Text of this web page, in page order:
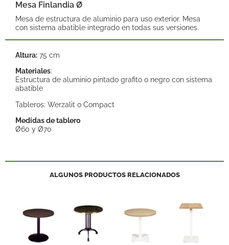
Mesa Finlandia Ø
Mesa de estructura de aluminio para uso exterior. Mesa
con sistema abatible integrado en todas sus versiones.
Altura: 75 cm
Materiales:
Estructura de aluminio pintado grafito o negro con sistema
abatible
Tableros: Werzalit o Compact
Medidas de tablero
Ø60 y Ø70
ALGUNOS PRODUCTOS RELACIONADOS